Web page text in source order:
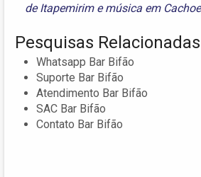
de Itapemirimemúsica em
Pesquisas Relacionadas
Whatsapp Bar Bifão
Suporte Bar Bifão
Atendimento Bar Bifão
SAC Bar Bifão
Contato Bar Bifão